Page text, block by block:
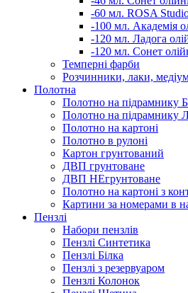
-60 мл. ROSA Studio
-100 мл. Академія
-120 мл. Ладога
-120 мл. Сонет
Темперні фарби
Розчинники, лаки,
Полотна
Полотно на підрамнику
Полотно на підрамнику
Полотно на картоні
Полотно в рулоні
Картон грунтований
ДВП грунтоване
ДВП НЕгрунтоване
Полотно на картоні з
Картини за номерами в
Пензлі
Набори пензлів
Пензлі Синтетика
Пензлі Білка
Пензлі з резервуаром
Пензлі Колонок